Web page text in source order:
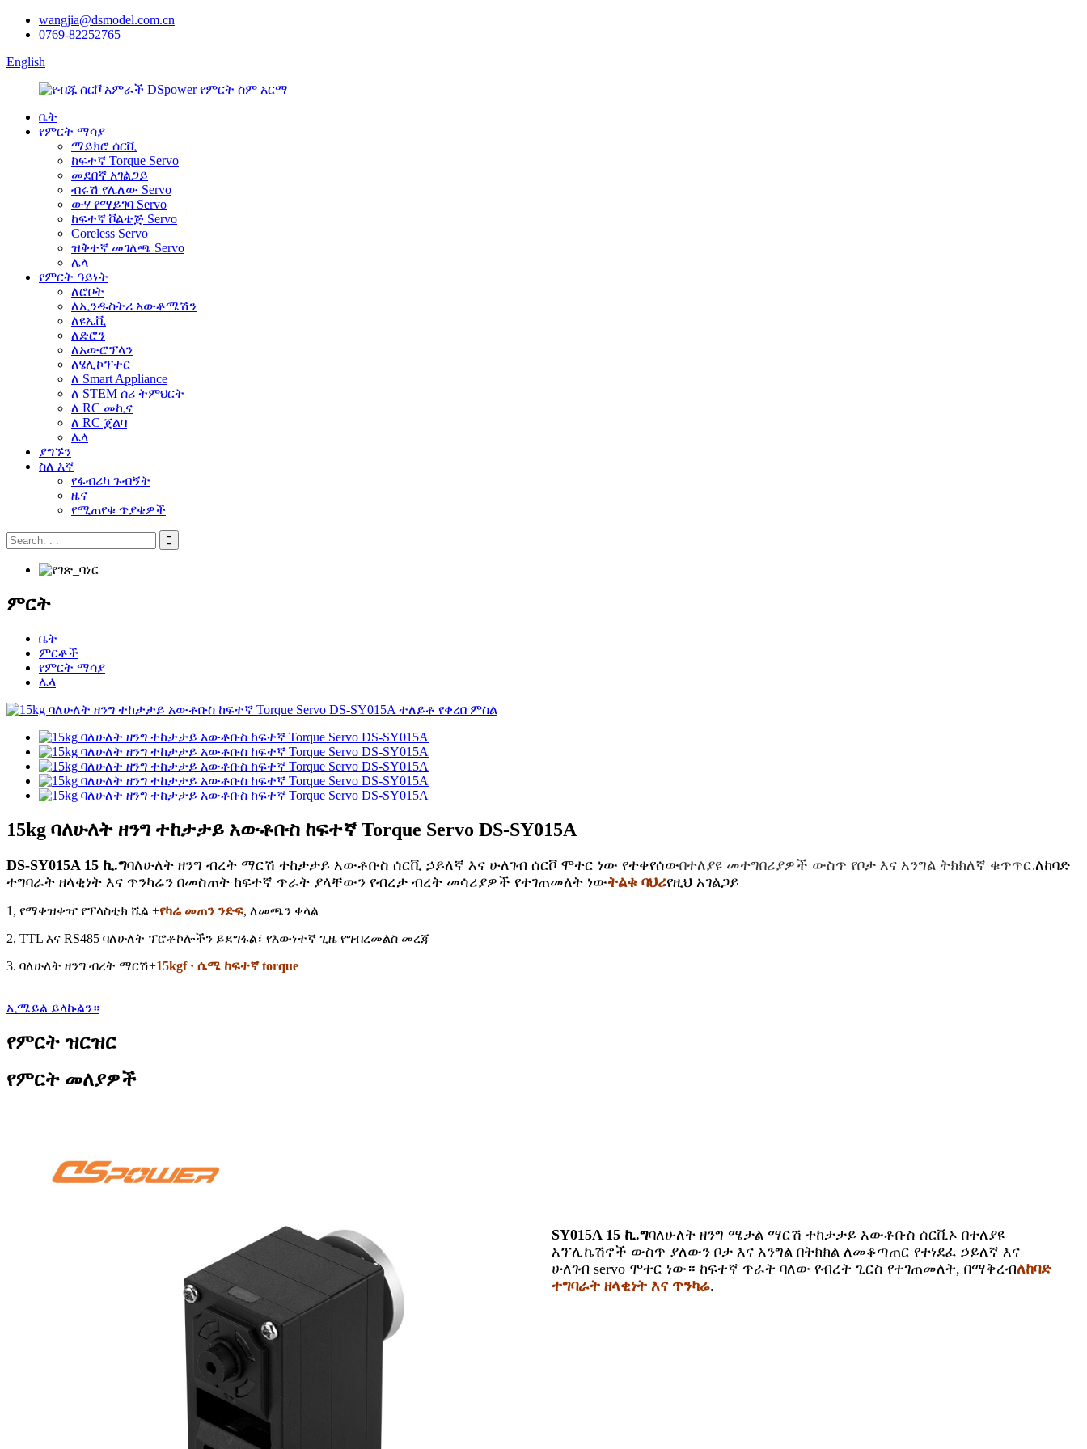
wangjia@dsmodel.com.cn
0769-82252765
English
ቤት
የምርት ማሳያ
ማይክሮ ሰርቪ
ከፍተኛ Torque Servo
መደበኛ አገልጋይ
ብሩሽ የሌለው Servo
ውሃ የማይገባ Servo
ከፍተኛ ቮልቴጅ Servo
Coreless Servo
ዝቅተኛ መገለጫ Servo
ሌላ
የምርት ዓይነት
ለሮቦት
ለኢንዱስትሪ አውቶሜሽን
ለዩኤቪ
ለድሮን
ለአውሮፕላን
ለሄሊኮፕተር
ለ Smart Appliance
ለ STEM ሰሪ ትምህርት
ለ RC መኪና
ለ RC ጀልባ
ሌላ
ያግኙን
ስለ እኛ
የፋብሪካ ጉብኝት
ዜና
የሚጠየቁ ጥያቄዎች
ምርት
ቤት
ምርቶች
የምርት ማሳያ
ሌላ
15kg ባለሁለት ዘንግ ተከታታይ አውቶቡስ ከፍተኛ Torque Servo DS-SY015A
DS-SY015A 15 ኪ.ግባለሁለት ዘንግ ብረት ማርሽ ተከታታይ አውቶቡስ ሰርቪ ኃይለኛ እና ሁለገብ ሰርቮ ሞተር ነው የተቀየሰውበተለያዩ መተግበሪያዎች ውስጥ የቦታ እና አንግል ትክክለኛ ቁጥጥር.ለከባድ
ተግባራት ዘላቂነት እና ጥንካሬን በመስጠት ከፍተኛ ጥራት ያላቸውን የብረታ ብረት መሳሪያዎች የተገጠመለት ነውትልቁ ባህሪየዚህ አገልጋይ
1, የማቀዝቀዣ የፕላስቲክ ሼል +የካሬ መጠን ንድፍ, ለመጫን ቀላል
2, TTL እና RS485 ባለሁለት ፕሮቶኮሎችን ይደግፋል፣ የእውነተኛ ጊዜ የግብረመልስ መረጃ
3. ባለሁለት ዘንግ ብረት ማርሽ+15kgf · ሴሜ ከፍተኛ torque
ኢሜይል ይላኩልን።
የምርት ዝርዝር
የምርት መለያዎች
SY015A 15 ኪ.ግባለሁለት ዘንግ ሜታል ማርሽ ተከታታይ አውቶቡስ ሰርቪኦ በተለያዩ
አፕሊኬሽኖች ውስጥ ያለውን ቦታ እና አንግል በትክክል ለመቆጣጠር የተነደፈ ኃይለኛ እና
ሁለገብ servo ሞተር ነው። ከፍተኛ ጥራት ባለው የብረት ጊርስ የተገጠመለት, በማቅረብለከባድ
ተግባራት ዘላቂነት እና ጥንካሬ.